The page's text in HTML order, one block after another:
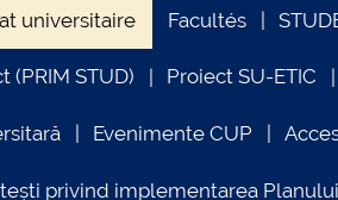
universitaire Facultés
(PRIM STUD) Proiect SU-ETIC
Evenimente CUP
privind implementarea